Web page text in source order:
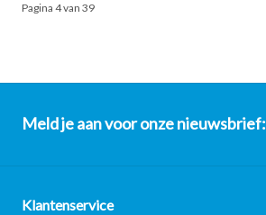
Pagina 4 van 39
Meld je aan voor onze nieuwsbrief:
Klantenservice